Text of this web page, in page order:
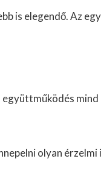
is elegendő. Az
olyan érzelmi